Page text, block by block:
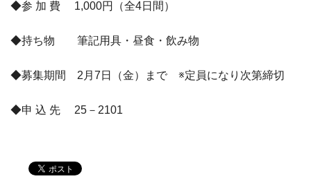
◆参 加 費 1,000円（全4日間）
◆持ち物 筆記用具・昼食・飲み物
◆募集期間 2月7日（金）まで ※定員になり次第締切
◆申 込 先 25－2101